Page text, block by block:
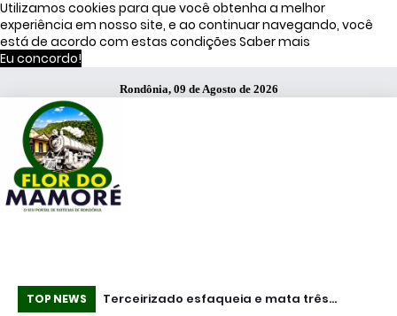
Utilizamos cookies para que você obtenha a melhor
experiência em nosso site, e ao continuar navegando, você
está de acordo com estas condições Saber mais
Eu concordo!
Rondônia, 09 de Agosto de 2026
TOP NEWS
de Moraes
Terceirizado esfaqueia e mata três